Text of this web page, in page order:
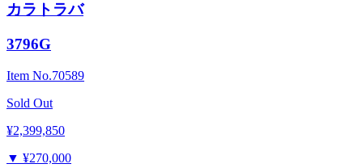
カラトラバ
3796G
Item No.70589
Sold Out
¥2,399,850
▼ ¥270,000